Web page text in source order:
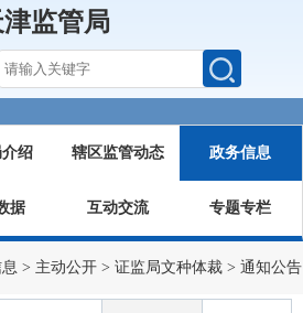
津监管局
绍 辖区监管动态 政务信息
据 互动交流 专题专栏
> 主动公开 > 证监局文种体裁 > 通知公告